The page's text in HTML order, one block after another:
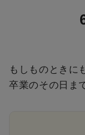
もしものときに
卒業のその日ま